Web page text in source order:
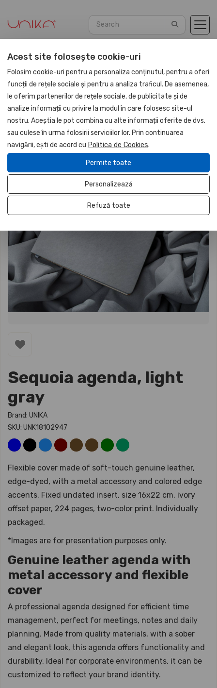
Home Agendas Genuine Leather 2026
UNIKA
Sequoia agenda, light
gray
Brand: UNIKA
SKU: UNK18102947
Flexible cover made of soft-touch genuine leather,
edge-dyed, with a metal accessory and colored edge
accents. Fixed undated insert, size 16x22 cm, ivory
offset paper, 224 pages, two-color print. Individually
packaged.
*Images are for presentation purposes only.
Genuine leather agenda with
metal accessory and flexible
cover
A professional agenda designed for efficient time
management, perfect for meetings, notes and daily
planning. Made from quality materials, with a sober
and elegant look, this agenda offers functionality and
durability. Ideal for corporate environments, it can be
customized to reflect your brand identity.
Acest site folosește cookie-uri
Folosim cookie-uri pentru a personaliza conținutul, pentru a oferi
funcții de rețele sociale și pentru a analiza traficul. De asemenea,
le oferim partenerilor de rețele sociale, de publicitate și de
analize informații cu privire la modul în care folosesc site-ul
nostru. Aceștia le pot combina cu alte informații oferite de dvs.
sau culese în urma folosirii serviciilor lor. Prin continuarea
navigării, ești de acord cu Politica de Cookies.
Permite toate
Personalizează
Refuză toate